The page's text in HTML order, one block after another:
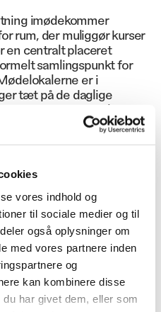
vores indhold og
til sociale medier og til
også oplysninger om
med vores partnere inden
og
kan kombinere disse
har givet dem, eller som
imødekommer
rum, der muliggør kurser
en centralt placeret
samlingspunkt for
er i
tæt på de daglige
og funktionelt